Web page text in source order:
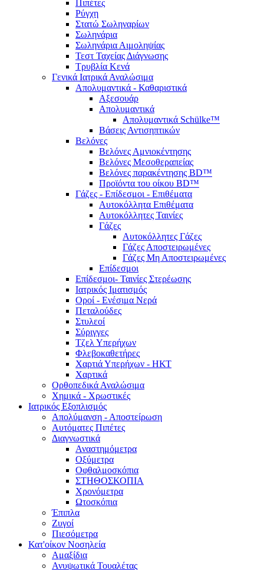
Πιπέτες
Ρύγχη
Στατώ Σωληναρίων
Σωληνάρια
Σωληνάρια Αιμοληψίας
Τεστ Ταχείας Διάγνωσης
Τρυβλία Κενά
Γενικά Ιατρικά Αναλώσιμα
Απολυμαντικά - Καθαριστικά
Αξεσουάρ
Απολυμαντικά
Απολυμαντικά Schülke™
Βάσεις Αντισηπτικών
Βελόνες
Βελόνες Αμνιοκέντησης
Βελόνες Μεσοθεραπείας
Βελόνες παρακέντησης BD™
Προϊόντα του οίκου BD™
Γάζες - Επίδεσμοι - Επιθέματα
Αυτοκόλλητα Επιθέματα
Αυτοκόλλητες Ταινίες
Γάζες
Αυτοκόλλητες Γάζες
Γάζες Αποστειρωμένες
Γάζες Μη Αποστειρωμένες
Επίδεσμοι
Επίδεσμοι- Ταινίες Στερέωσης
Ιατρικός Ιματισμός
Οροί - Ενέσιμα Νερά
Πεταλούδες
Στυλεοί
Σύριγγες
Τζελ Υπερήχων
Φλεβοκαθετήρες
Χαρτιά Υπερήχων - ΗΚΤ
Χαρτικά
Ορθοπεδικά Αναλώσιμα
Χημικά - Χρωστικές
Ιατρικός Εξοπλισμός
Απολύμανση - Αποστείρωση
Αυτόματες Πιπέτες
Διαγνωστικά
Αναστημόμετρα
Οξύμετρα
Οφθαλμοσκόπια
ΣΤΗΘΟΣΚΟΠΙΑ
Χρονόμετρα
Ωτοσκόπια
Έπιπλα
Ζυγοί
Πιεσόμετρα
Κατ'οίκον Νοσηλεία
Αμαξίδια
Ανυψωτικά Τουαλέτας